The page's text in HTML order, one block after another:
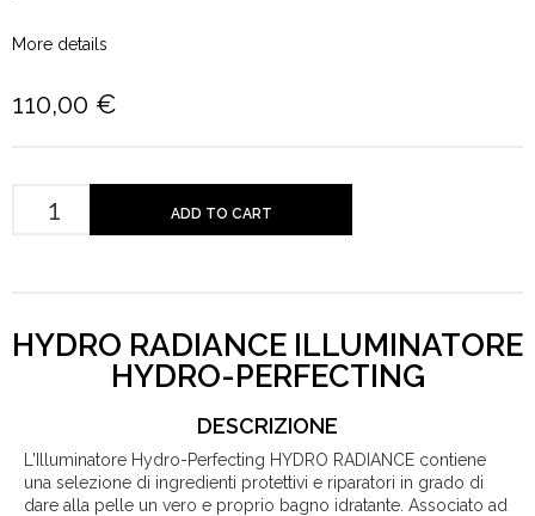
More details
110,00 €
ADD TO CART
HYDRO RADIANCE ILLUMINATORE
HYDRO-PERFECTING
DESCRIZIONE
L'Illuminatore Hydro-Perfecting HYDRO RADIANCE contiene
una selezione di ingredienti protettivi e riparatori in grado di
dare alla pelle un vero e proprio bagno idratante. Associato ad